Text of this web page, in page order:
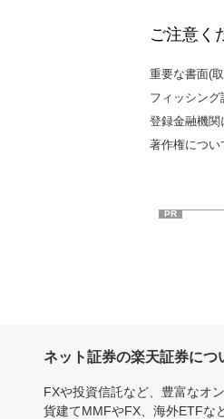
ご注意く
重要な書面(
フィッシン
登録金融機関
著作権につい
PR
ネット証券の楽天証券につ
FXや投資信託など、豊富なオ
貨建てMMFやFX、海外ETFな